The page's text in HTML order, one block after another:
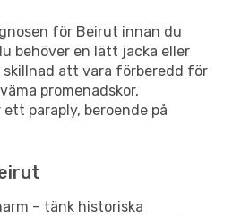
för Beirut innan du
behöver en lätt jacka eller
att vara förberedd för
promenadskor,
paraply, beroende på
– tänk historiska